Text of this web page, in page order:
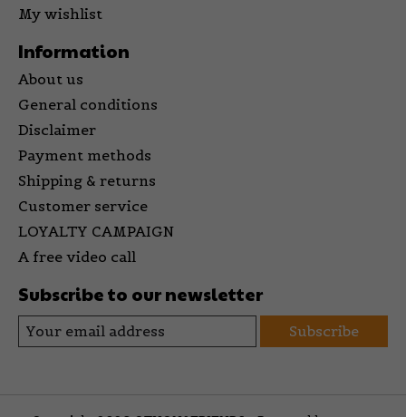
My wishlist
Information
About us
General conditions
Disclaimer
Payment methods
Shipping & returns
Customer service
LOYALTY CAMPAIGN
A free video call
Subscribe to our newsletter
Subscribe